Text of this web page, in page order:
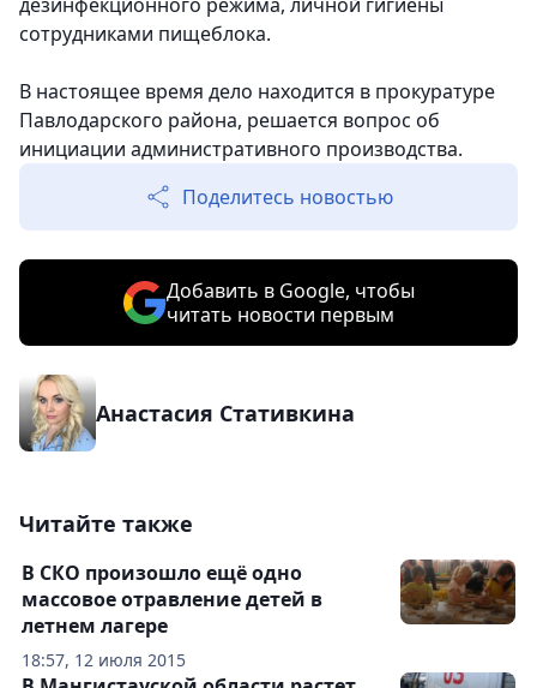
сотрудниками пищеблока.
В настоящее время дело находится в прокуратуре
Павлодарского района, решается вопрос об
инициации административного производства.
Поделитесь новостью
Добавить в Google, чтобы
читать новости первым
Анастасия Стативкина
Читайте также
18:57, 12 июля 2015
В СКО произошло ещё одно
массовое отравление детей в
летнем лагере